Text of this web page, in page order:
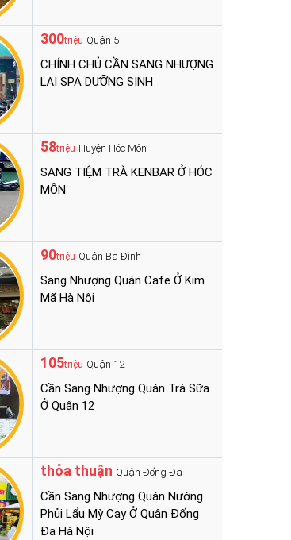
300triệu Quận 5
CHÍNH CHỦ CẦN SANG NHƯỢNG
LẠI SPA DƯỠNG SINH
58triệu Huyện Hóc Môn
SANG TIỆM TRÀ KENBAR Ở HÓC
MÔN
90triệu Quận Ba Đình
Sang Nhượng Quán Cafe Ở Kim
Mã Hà Nội
105triệu Quận 12
Cần Sang Nhượng Quán Trà Sữa
Ở Quận 12
thỏa thuận Quận Đống Đa
Cần Sang Nhượng Quán Nướng
Phủi Lẩu Mỳ Cay Ở Quận Đống
Đa Hà Nội